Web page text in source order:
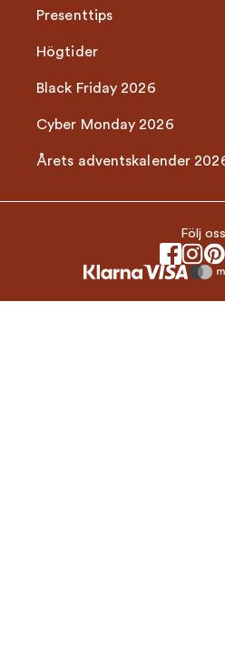
Presenttips
Högtider
Black Friday 2026
Cyber Monday 2026
Årets adventskalender
Följ oss